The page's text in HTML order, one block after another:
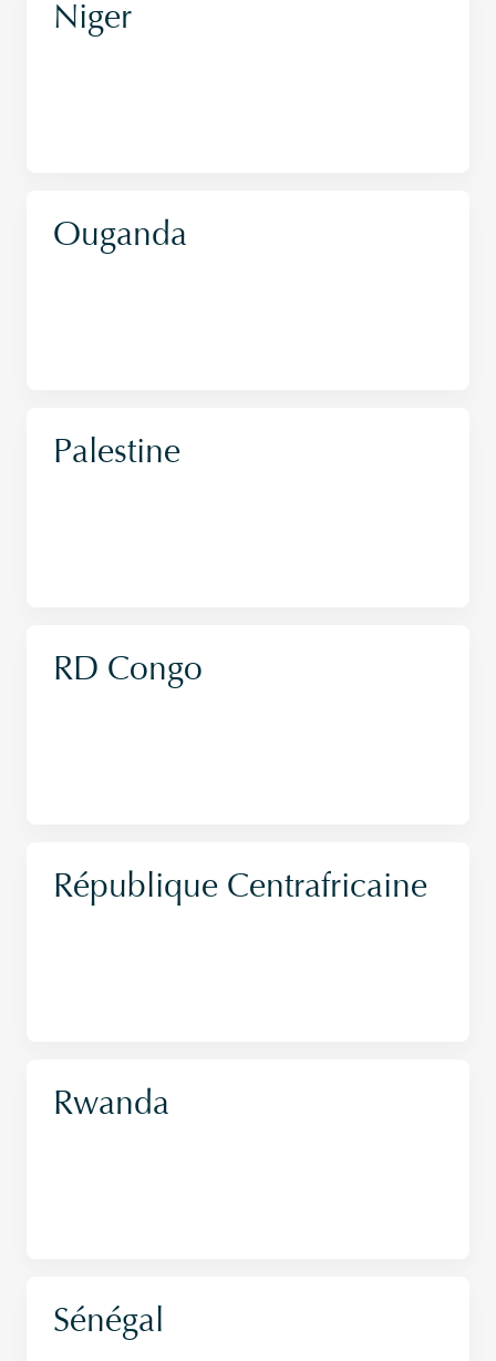
Niger
Ouganda
Palestine
RD Congo
République Centrafricaine
Rwanda
Sénégal